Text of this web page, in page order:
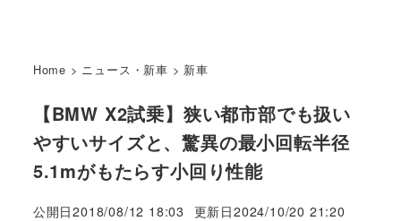
Home > ニュース・新車 > 新車
【BMW X2試乗】狭い都市部でも扱い
やすいサイズと、驚異の最小回転半径
5.1mがもたらす小回り性能
公開日2018/08/12 18:03 更新日2024/10/20 21:20